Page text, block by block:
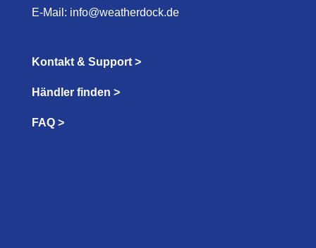
E-Mail: info@weatherdock.de
Kontakt & Support >
Händler finden >
FAQ >